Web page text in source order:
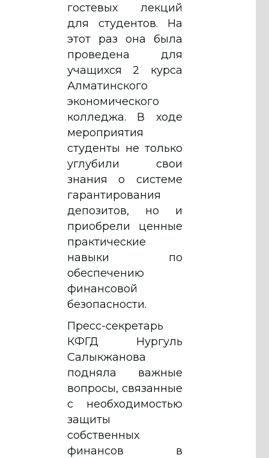
гостевых лекций
для студентов. На
этот раз она была
проведена для
учащихся 2 курса
Алматинского
экономического
колледжа. В ходе
мероприятия
студенты не только
углубили свои
знания о системе
гарантирования
депозитов, но и
приобрели ценные
практические
навыки по
обеспечению
финансовой
безопасности.
Пресс-секретарь
КФГД Нургуль
Салыкжанова
подняла важные
вопросы, связанные
с необходимостью
защиты
собственных
финансов в